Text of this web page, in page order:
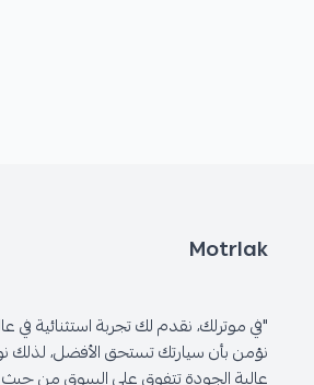
Motrlak
"في موترلك، نقدم لك تجربة استثنائية في
نؤمن بأن سيارتك تستحق الأفضل، لذلك
عالية الجودة تتفوق على السوق من حيث